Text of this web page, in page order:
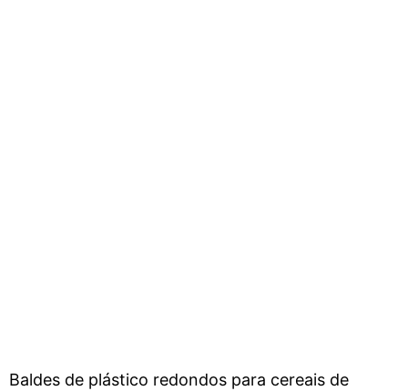
Baldes de plástico redondos para cereais de